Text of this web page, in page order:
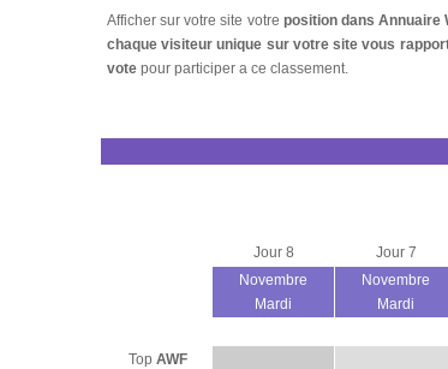
Afficher sur votre site votre position dans Annuaire
chaque visiteur unique sur votre site vous
vote pour participer a ce classement.
Jour 8 Jour 7
Novembre
Mardi
Novembre
Mardi
Top AWF